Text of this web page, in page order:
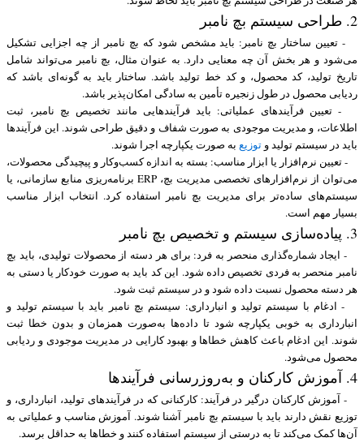
2. طراحی سیستم بچ نامبر
- تعیین ساختار بچ نامبر: باید مشخص شود که بچ نامبر از چه اجزایی تشکیل
می‌شود و هر بخش آن چه معنایی دارد. به عنوان مثال، بچ نامبر می‌تواند شامل
تاریخ تولید، کد محصول، و کد خط تولید باشد. ساختار باید به گونه‌ای باشد که
ردیابی محصول در طول زنجیره تأمین به سادگی امکان‌پذیر باشد.
- تعیین فرآیندهای عملیاتی: باید فرآیندهایی مانند تخصیص بچ نامبر، ثبت
اطلاعات، و مدیریت موجودی به صورت شفاف و دقیق طراحی شوند. این فرآیندها
باید در سیستم تولید وتوزیع به صورت یکپارچه اجرا شوند.
- تعیین نرم‌افزار یا ابزار مناسب: بسته به اندازه کسب‌وکار و پیچیدگی محصولات،
می‌توان از نرم‌افزارهای تخصصی مدیریت بچ، ERP برنامه‌ریزی منابع سازمانی، یا
سیستم‌های ساده‌تر برای مدیریت بچ نامبر استفاده کرد. انتخاب ابزار مناسب
بسیار مهم است.
3. پیاده‌سازی سیستم و تخصیص بچ نامبر
- ایجاد شماره‌گذاری منحصر به فرد: برای هر دسته از محصولات تولیدی، باید بچ
نامبر منحصر به فردی تخصیص داده شود. این کد باید به صورت خودکار یا دستی به
هر دسته محصول نسبت داده شود و در سیستم ثبت شود.
- ادغام با سیستم تولید و انبارداری: سیستم بچ نامبر باید با سیستم تولید و
انبارداری به خوبی یکپارچه شود تا داده‌ها به‌صورت همزمان و بدون خطا ثبت
شوند. این ادغام باعث کاهش خطاها و بهبود کارایی در مدیریت موجودی و ردیابی
محصول می‌شود.
4. آموزش کارکنان و به‌روزرسانی فرآیندها
- آموزش کارکنان درگیر در فرآیند: کارکنانی که در فرآیندهای تولید، انبارداری، و
توزیع نقش دارند باید با سیستم بچ نامبر آشنا شوند. آموزش مناسب و عملیاتی به
آن‌ها کمک می‌کند تا به درستی از سیستم استفاده کنند و خطاها به حداقل برسد.